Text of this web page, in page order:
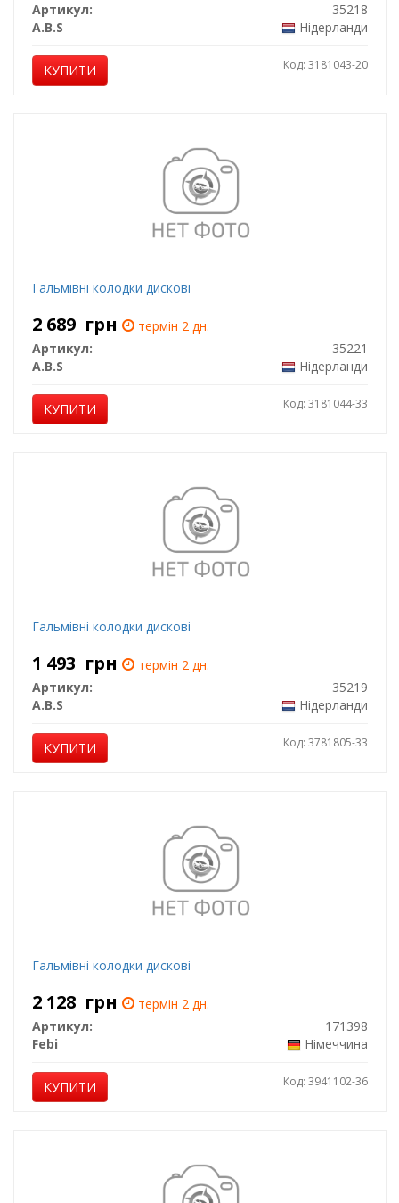
Артикул:
35218
A.B.S
Нідерланди
КУПИТИ Код: 3181043-20
Гальмівні колодки дискові
2 689 грн
термін 2 дн.
Артикул:
35221
A.B.S
Нідерланди
КУПИТИ Код: 3181044-33
Гальмівні колодки дискові
1 493 грн
термін 2 дн.
Артикул:
35219
A.B.S
Нідерланди
КУПИТИ Код: 3781805-33
Гальмiвнi колодки дисковi
2 128 грн
термін 2 дн.
Артикул:
171398
Febi
Німеччина
КУПИТИ Код: 3941102-36